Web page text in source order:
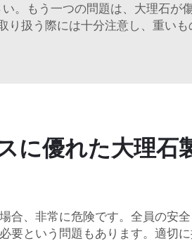
。もう一つの問題は、大理石が
扱う際には十分注意し、重いも
に優れた大理石
合、非常に危険です。全員の安
という問題もあります。適切